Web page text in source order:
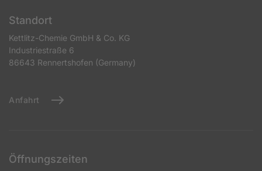
Standort
Kettlitz-Chemie GmbH & Co. KG
Industriestraße 6
86643 Rennertshofen (Germany)
Anfahrt
Öffnungszeiten